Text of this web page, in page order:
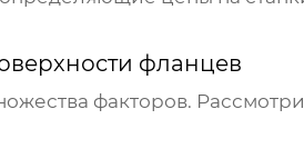
фланцев
факторов.